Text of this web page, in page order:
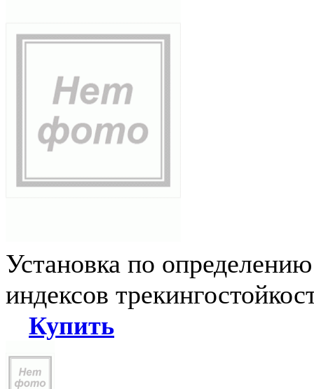
Установка по
индексов
Купить